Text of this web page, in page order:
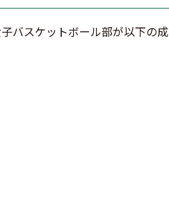
バスケットボール部が以下の成